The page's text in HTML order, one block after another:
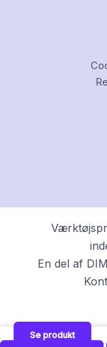
En del af
Se produkt